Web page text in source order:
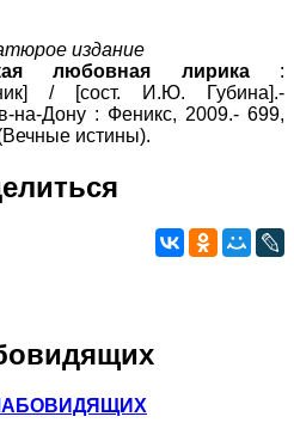
издание
любовная лирика:
/ [сост. И.Ю. Губина].-
на-Дону : Феникс, 2009.- 699,
истины).